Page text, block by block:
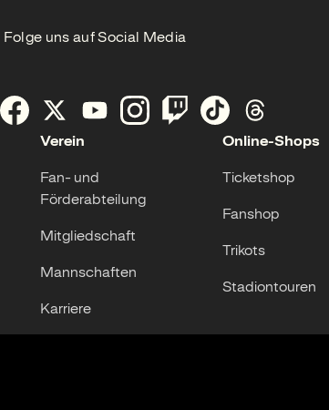
Folge uns auf Social Media
Verein
Fan- und
Förderabteilung
Mitgliedschaft
Mannschaften
Karriere
Online-Shops
Ticketshop
Fanshop
Trikots
Stadiontouren